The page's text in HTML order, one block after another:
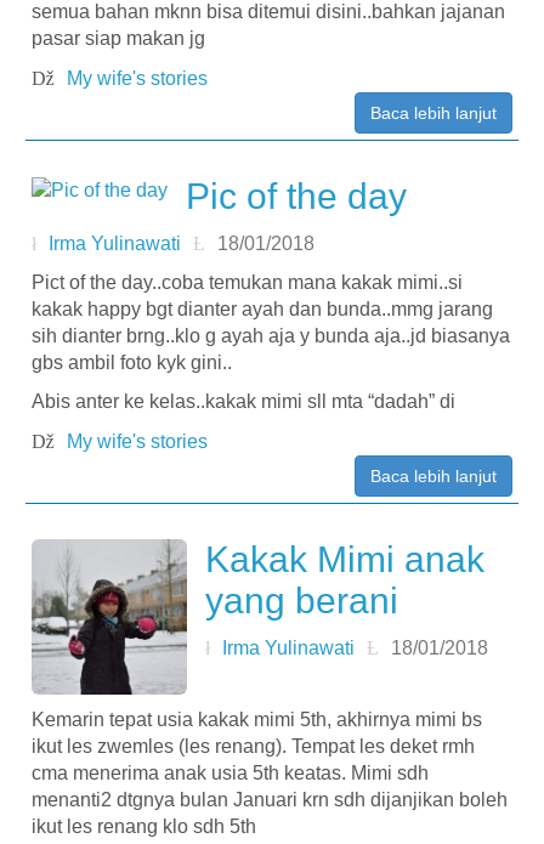
semua bahan mknn bisa ditemui disini..bahkan jajanan
pasar siap makan jg
My wife's stories
Baca lebih lanjut
Pic of the day
Irma Yulinawati
18/01/2018
Pict of the day..coba temukan mana kakak mimi..si
kakak happy bgt dianter ayah dan bunda..mmg jarang
sih dianter brng..klo g ayah aja y bunda aja..jd biasanya
gbs ambil foto kyk gini..
Abis anter ke kelas..kakak mimi sll mta “dadah” di
My wife's stories
Baca lebih lanjut
Kakak Mimi anak
yang berani
Irma Yulinawati 18/01/2018
Kemarin tepat usia kakak mimi 5th, akhirnya mimi bs
ikut les zwemles (les renang). Tempat les deket rmh
cma menerima anak usia 5th keatas. Mimi sdh
menanti2 dtgnya bulan Januari krn sdh dijanjikan boleh
ikut les renang klo sdh 5th